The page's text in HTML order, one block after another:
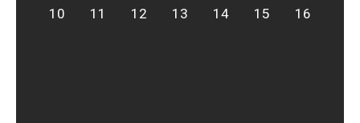
10 11 12 13 14 15 16